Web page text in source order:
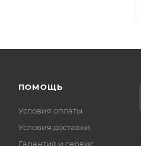
ПОМОЩЬ
Условия оплаты
Условия доставки
Гарантия и сервис